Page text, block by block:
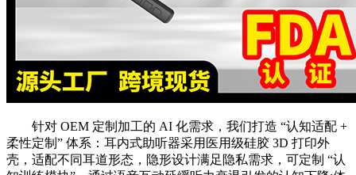
针对 OEM 定制加工的 AI 化需求，我们打造 “认知适配 +
柔性定制” 体系：耳内式助听器采用医用级硅胶 3D 打印外
壳，适配不同耳道形态，隐形设计满足隐私需求，可定制 “认